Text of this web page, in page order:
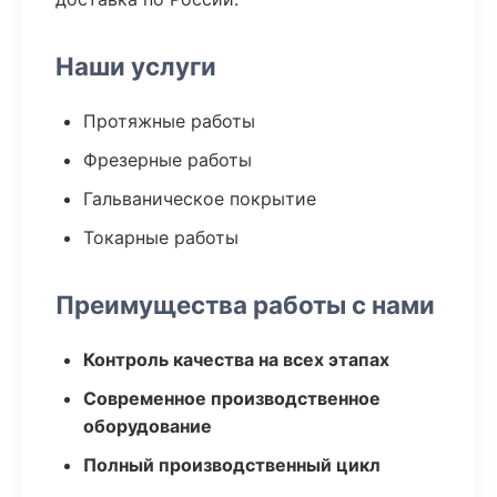
Наши услуги
Протяжные работы
Фрезерные работы
Гальваническое покрытие
Токарные работы
Преимущества работы с нами
Контроль качества на всех этапах
Современное производственное
оборудование
Полный производственный цикл